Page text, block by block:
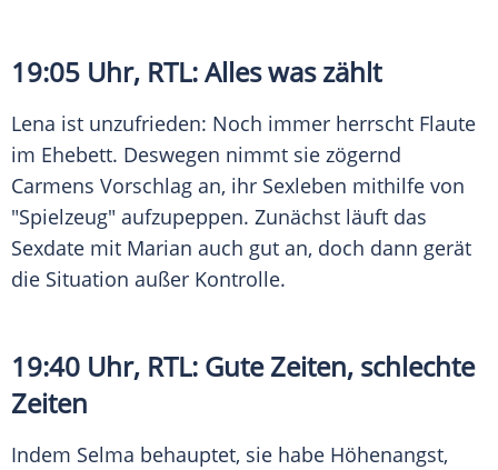
19:05 Uhr, RTL: Alles was zählt
Lena ist unzufrieden: Noch immer herrscht Flaute
im Ehebett. Deswegen nimmt sie zögernd
Carmens Vorschlag an, ihr Sexleben mithilfe von
"Spielzeug" aufzupeppen. Zunächst läuft das
Sexdate mit Marian auch gut an, doch dann gerät
die Situation außer Kontrolle.
19:40 Uhr, RTL: Gute Zeiten, schlechte
Zeiten
Indem Selma behauptet, sie habe Höhenangst,